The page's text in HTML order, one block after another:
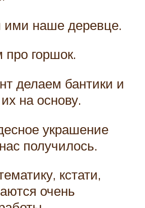
наше деревце.
горшок.
делаем бантики и
на основу.
украшение
получилось.
кстати,
очень